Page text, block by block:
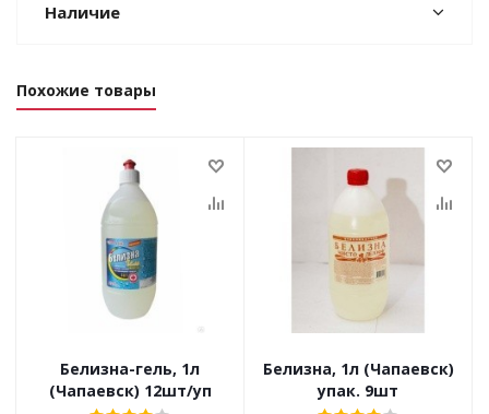
Наличие
Похожие товары
Белизна-гель, 1л
(Чапаевск) 12шт/уп
Белизна, 1л (Чапаевск)
упак. 9шт